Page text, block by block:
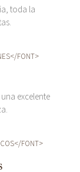
toda la
excelente